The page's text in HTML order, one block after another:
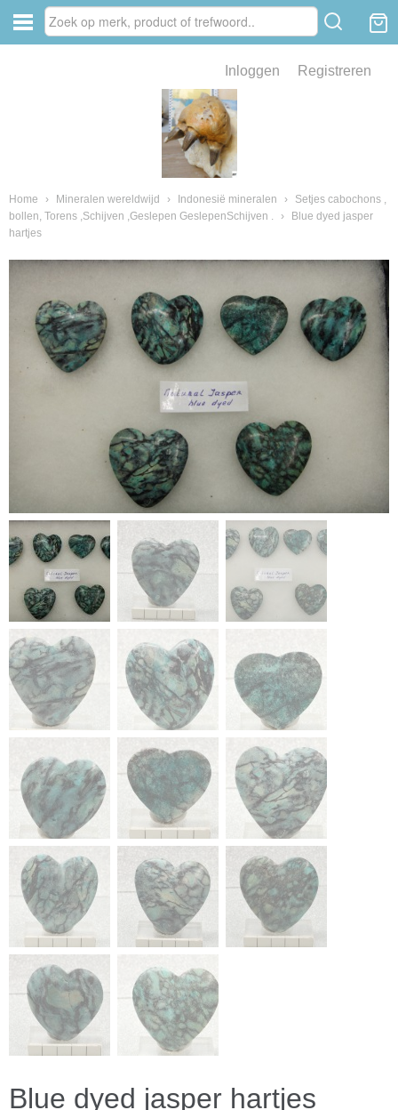
Inloggen Registreren
Home › Mineralen wereldwijd › Indonesië mineralen ›
Setjes cabochons ,
bollen, Torens ,Schijven ,Geslepen GeslepenSchijven .
›
Blue dyed jasper
hartjes
Blue dyed jasper hartjes
van fossielen en mineralen